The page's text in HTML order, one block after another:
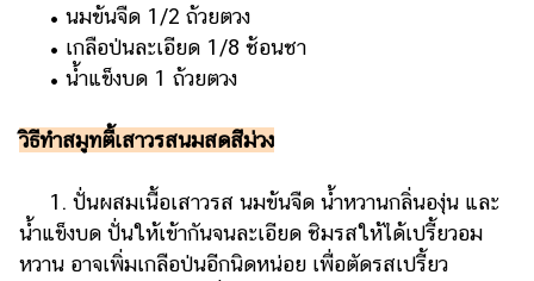
• นมข้นจืด 1/2 ถ้วยตวง
• เกลือป่นละเอียด 1/8 ช้อนชา
• น้ำแข็งบด 1 ถ้วยตวง
วิธีทำสมูทตี้เสาวรสนมสดสีม่วง
1. ปั่นผสมเนื้อเสาวรส นมข้นจืด น้ำหวานกลิ่นองุ่น และ
น้ำแข็งบด ปั่นให้เข้ากันจนละเอียด ชิมรสให้ได้เปรี้ยวอม
หวาน อาจเพิ่มเกลือป่นอีกนิดหน่อย เพื่อตัดรสเปรี้ยว